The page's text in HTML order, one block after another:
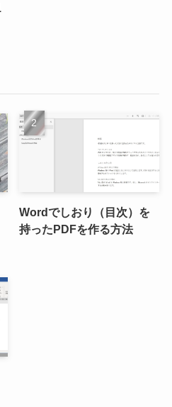
Wordでしおり（目次）を
持ったPDFを作る方法